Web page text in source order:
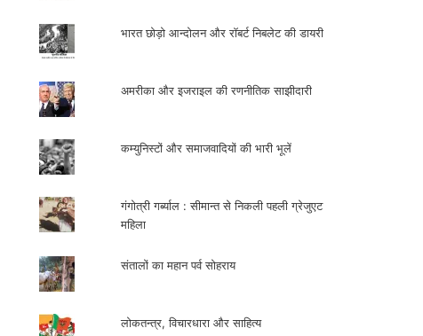
भारत छोड़ो आन्दोलन और रॉबर्ट निबलेट की डायरी
अमरीका और इजराइल की रणनीतिक साझीदारी
कम्युनिस्टों और समाजवादियों की भारी भूलें
गंगोत्री गर्ब्याल : सीमान्त से निकली पहली ग्रेजुएट
महिला
संतालों का महान पर्व सोहराय
लोकतन्त्र, विचारधारा और साहित्य